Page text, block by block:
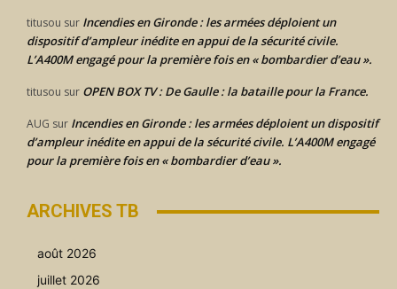
titusou sur Incendies en Gironde : les armées déploient un
dispositif d’ampleur inédite en appui de la sécurité civile.
L’A400M engagé pour la première fois en « bombardier d’eau ».
titusou sur OPEN BOX TV : De Gaulle : la bataille pour la France.
AUG sur Incendies en Gironde : les armées déploient un dispositif
d’ampleur inédite en appui de la sécurité civile. L’A400M engagé
pour la première fois en « bombardier d’eau ».
ARCHIVES TB
août 2026
juillet 2026